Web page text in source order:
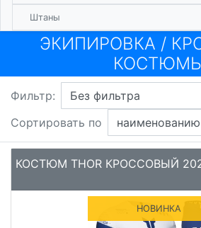
Штаны
ЭКИПИРОВКА /
Фильтр:
Сортировать по
КОСТЮМ THOR КРОССОВЫЙ
НОВИНКА